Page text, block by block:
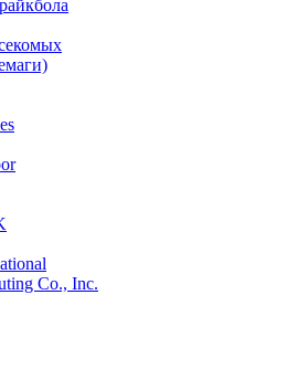
Co., Inc.